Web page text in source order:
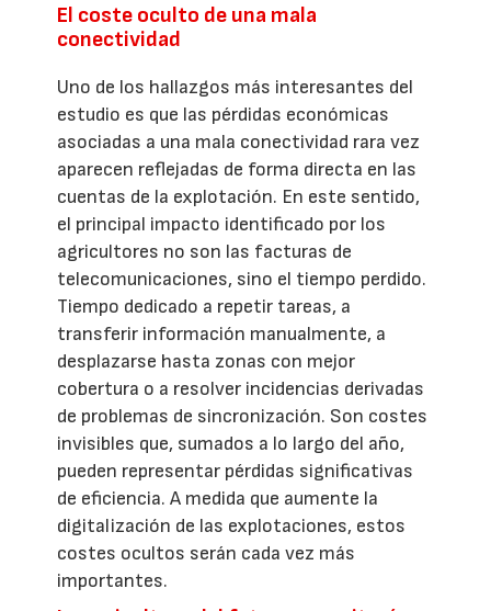
El coste oculto de una mala
conectividad
Uno de los hallazgos más interesantes del
estudio es que las pérdidas económicas
asociadas a una mala conectividad rara vez
aparecen reflejadas de forma directa en las
cuentas de la explotación. En este sentido,
el principal impacto identificado por los
agricultores no son las facturas de
telecomunicaciones, sino el tiempo perdido.
Tiempo dedicado a repetir tareas, a
transferir información manualmente, a
desplazarse hasta zonas con mejor
cobertura o a resolver incidencias derivadas
de problemas de sincronización. Son costes
invisibles que, sumados a lo largo del año,
pueden representar pérdidas significativas
de eficiencia. A medida que aumente la
digitalización de las explotaciones, estos
costes ocultos serán cada vez más
importantes.